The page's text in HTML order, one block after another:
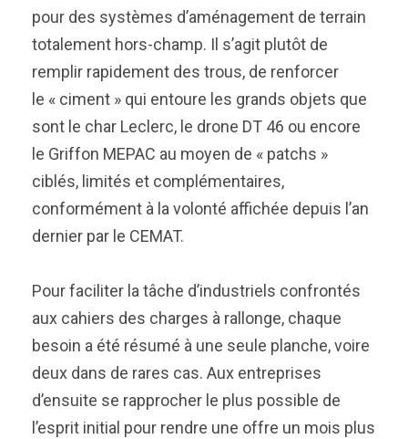
pour des systèmes d’aménagement de terrain
totalement hors-champ. Il s’agit plutôt de
remplir rapidement des trous, de renforcer
le « ciment » qui entoure les grands objets que
sont le char Leclerc, le drone DT 46 ou encore
le Griffon MEPAC au moyen de « patchs »
ciblés, limités et complémentaires,
conformément à la volonté affichée depuis l’an
dernier par le CEMAT.
Pour faciliter la tâche d’industriels confrontés
aux cahiers des charges à rallonge, chaque
besoin a été résumé à une seule planche, voire
deux dans de rares cas. Aux entreprises
d’ensuite se rapprocher le plus possible de
l’esprit initial pour rendre une offre un mois plus